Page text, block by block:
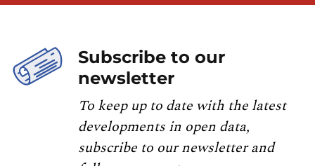
Subscribe to our
newsletter
To keep up to date with the latest
developments in open data,
subscribe to our newsletter and